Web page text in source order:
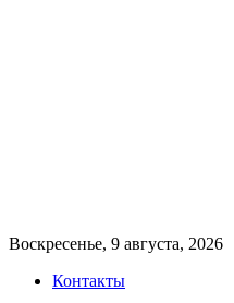
Воскресенье, 9 августа, 2026
Контакты